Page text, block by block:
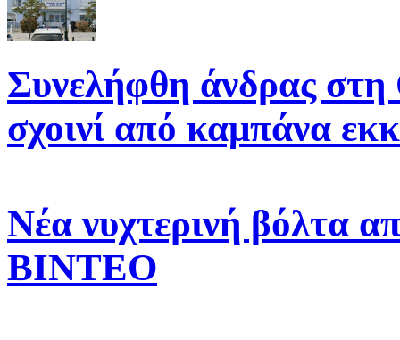
Συνελήφθη άνδρας
σχοινί από καμπάνα
Νέα νυχτερινή βόλτα
ΒΙΝΤΕΟ